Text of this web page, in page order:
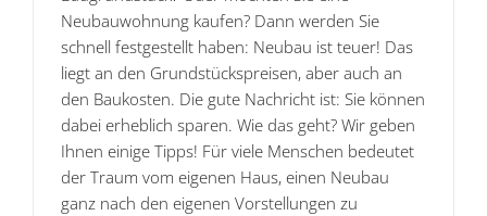
Neubauwohnung kaufen? Dann werden Sie
schnell festgestellt haben: Neubau ist teuer! Das
liegt an den Grundstückspreisen, aber auch an
den Baukosten. Die gute Nachricht ist: Sie können
dabei erheblich sparen. Wie das geht? Wir geben
Ihnen einige Tipps! Für viele Menschen bedeutet
der Traum vom eigenen Haus, einen Neubau
ganz nach den eigenen Vorstellungen zu